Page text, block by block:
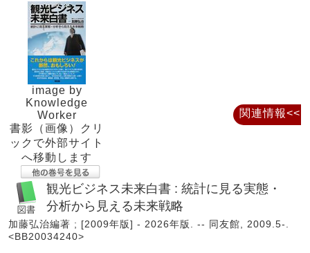
image by
Knowledge
Worker
書影（画像）クリ
ックで外部サイト
へ移動します
観光ビジネス未来白書 : 統計に見る実態・
分析から見える未来戦略
加藤弘治編著 ; [2009年版] - 2026年版. -- 同友館, 2009.5-.
<BB20034240>
関連情報<<